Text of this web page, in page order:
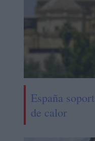
España
de calor